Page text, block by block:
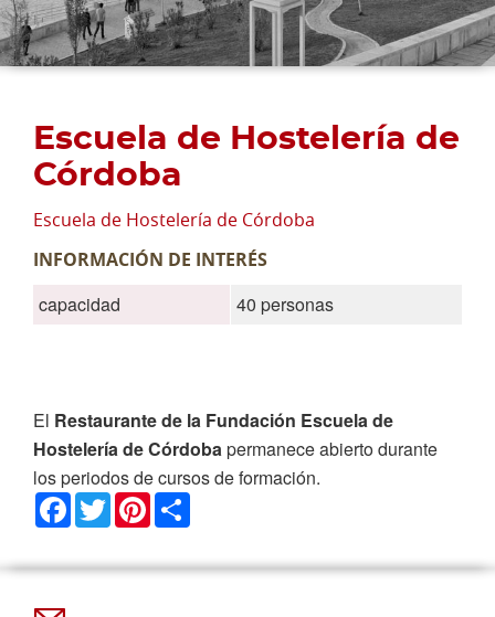
Escuela de Hostelería de
Córdoba
Escuela de Hostelería de Córdoba
INFORMACIÓN DE INTERÉS
capacidad 40 personas
El Restaurante de la Fundación Escuela de
Hostelería de Córdoba permanece abierto durante
los periodos de cursos de formación.
Facebook
TwitterPinterest